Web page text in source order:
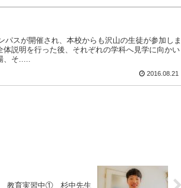
スが開催され、本校からも沢山の生徒が参加しま
説明を行った後、それぞれの学科へ見学に向かい
そ.....
2016.08.21
教育実習中① 杉中先生